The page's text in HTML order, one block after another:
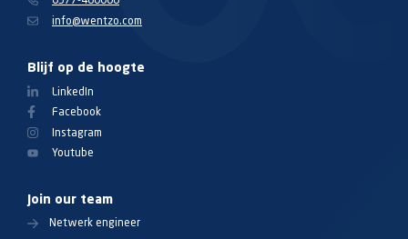
info@wentzo.com
Blijf op de hoogte
LinkedIn
Facebook
Instagram
Youtube
Join our team
Netwerk engineer